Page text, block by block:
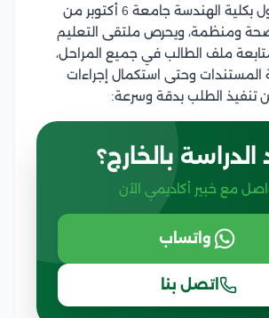
تتم إجراءات القبول بكلية الهندسة جامعة 6 أكتوبر من
ومنظمة، ويحرص ملتقى التعليم
ملف الطالب في جميع المراحل،
المستندات وحتى استكمال إجراءات
تنفيذ الطلب بدقة وسرعة:
الدراسة بالخارج؟
مع خبير أكاديمي الآن
واتساب
اتصل بنا